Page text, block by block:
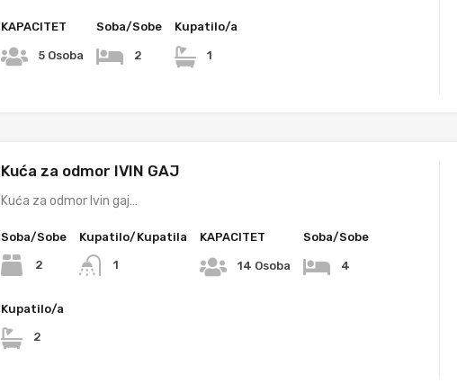
KAPACITET
5 Osoba
Soba/Sobe
2
Kupatilo/a
1
Kuća za odmor IVIN GAJ
Kuća za odmor Ivin gaj…
Soba/Sobe
2
Kupatilo/Kupatila
1
KAPACITET
14 Osoba
Soba/Sobe
4
Kupatilo/a
2